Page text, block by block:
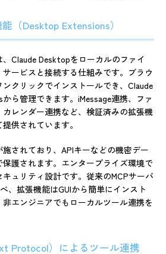
（Desktop Extensions）
Claude Desktopをローカルのファイ
ービスと接続する仕組みです。ブラウ
クリックでインストールでき、Claude
ら管理できます。iMessage連携、ファ
レンダー連携など、検証済みの拡張機
供されています。
されており、APIキーなどの機密デー
護されます。エンタープライズ環境で
ュリティ設計です。従来のMCPサーバ
、拡張機能はGUIから簡単にインスト
エンジニアでもローカルツール連携を
Protocol）によるツール連携